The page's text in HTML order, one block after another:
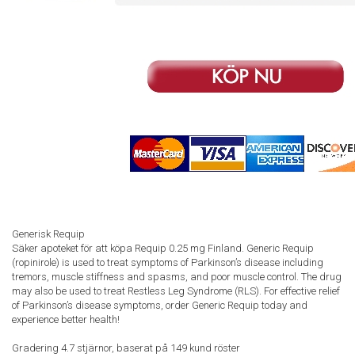
Generisk Requip
Säker apoteket för att köpa Requip 0.25 mg Finland. Generic Requip
(ropinirole) is used to treat symptoms of Parkinson’s disease including
tremors, muscle stiffness and spasms, and poor muscle control. The drug
may also be used to treat Restless Leg Syndrome (RLS). For effective relief
of Parkinson’s disease symptoms, order Generic Requip today and
experience better health!
Gradering 4.7 stjärnor, baserat på 149 kund röster